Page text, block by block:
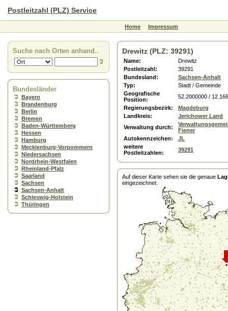
Postleitzahl (PLZ) Service
Home Impressum
Suche nach Orten anhand..
Bundesländer
Bayern
Brandenburg
Berlin
Bremen
Baden-Württemberg
Hessen
Hamburg
Mecklenburg-Vorpommern
Niedersachsen
Nordrhein-Westfalen
Rheinland-Pfalz
Saarland
Sachsen
Sachsen-Anhalt
Schleswig-Holstein
Thüringen
Drewitz (PLZ: 39291)
Name:
Drewitz
Postleitzahl:
39291
Bundesland:
Sachsen-Anhalt
Typ:
Stadt / Gemeinde
Geografische
Position:
52.2000000 /
Regierungsbezirk:
Magdeburg
Landkreis:
Jerichower Land
Verwaltung durch:
Fiener
Autokennzeichen:
JL
weitere
Postleitzahlen:
39291
Auf dieser Karte sehen sie die genaue
eingezeichnet.